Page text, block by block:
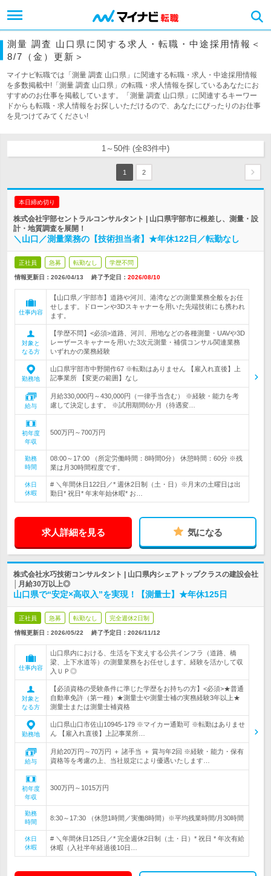
測量 調査 山口県に関する求人・転職・中途採用情報＜
8/7（金）更新＞
マイナビ転職では「測量 調査 山口県」に関連する転職・求人・中途採用情報
を多数掲載中!「測量 調査 山口県」の転職・求人情報を探しているあなたにお
すすめのお仕事を掲載しています。「測量 調査 山口県」に関連するキーワー
ドからも転職・求人情報をお探しいただけるので、あなたにぴったりのお仕事
を見つけてみてください!
1～50件 (全83件中)
1 2
本日締め切り
株式会社宇部セントラルコンサルタント | 山口県宇部市に根差し、測量・設
計・地質調査を展開！
＼山口／測量業務の【技術担当者】★年休122日／転勤なし
正社員 急募 転勤なし 学歴不問
情報更新日：2026/04/13 終了予定日： 2026/08/10
仕事内容
【山口県／宇部市】道路や河川、港湾などの測量業務全般をお任
せします。ドローンや3Dスキャナーを用いた先端技術にも携われ
ます。
対象と
なる方
【学歴不問】<必須>道路、河川、用地などの各種測量・UAVや3D
レーザースキャナーを用いた3次元測量・補償コンサル関連業務
いずれかの業務経験
勤務地
山口県宇部市中野開作67 ※転勤はありません 【雇入れ直後】上
記事業所 【変更の範囲】なし
給与
月給330,000円～430,000円（一律手当含む） ※経験・能力を考
慮して決定します。 ※試用期間6か月（待遇変…
初年度
年収
500万円～700万円
勤務
時間
08:00～17:00 （所定労働時間：8時間0分） 休憩時間：60分 ※残
業は月30時間程度です。
休日
休暇
# ＼年間休日122日／* 週休2日制（土・日）※月末の土曜日は出
勤日* 祝日* 年末年始休暇* お…
求人詳細を見る 気になる
株式会社水巧技術コンサルタント | 山口県内シェアトップクラスの建設会社
│月給30万以上◎
山口県で“安定×高収入”を実現！【測量士】★年休125日
正社員 急募 転勤なし 完全週休2日制
情報更新日：2026/05/22 終了予定日： 2026/11/12
仕事内容
山口県内における、生活を下支えする公共インフラ（道路、橋
梁、上下水道等）の測量業務をお任せします。経験を活かして収
入ＵＰ◎
対象と
なる方
【必須資格の受験条件に準じた学歴をお持ちの方】<必須>★普通
自動車免許（第一種）★測量士や測量士補の実務経験3年以上★
測量士または測量士補資格
勤務地
山口県山口市佐山10945-179 ※マイカー通勤可 ※転勤はありませ
ん 【雇入れ直後】上記事業所…
給与
月給20万円～70万円 ＋ 諸手当 ＋ 賞与年2回 ※経験・能力・保有
資格等を考慮の上、当社規定により優遇いたします…
初年度
年収
300万円～1015万円
勤務
時間
8:30～17:30 （休憩1時間／実働8時間）※平均残業時間/月30時間
休日
休暇
# ＼年間休日125日／* 完全週休2日制（土・日）* 祝日 * 年次有給
休暇（入社半年経過後10日…